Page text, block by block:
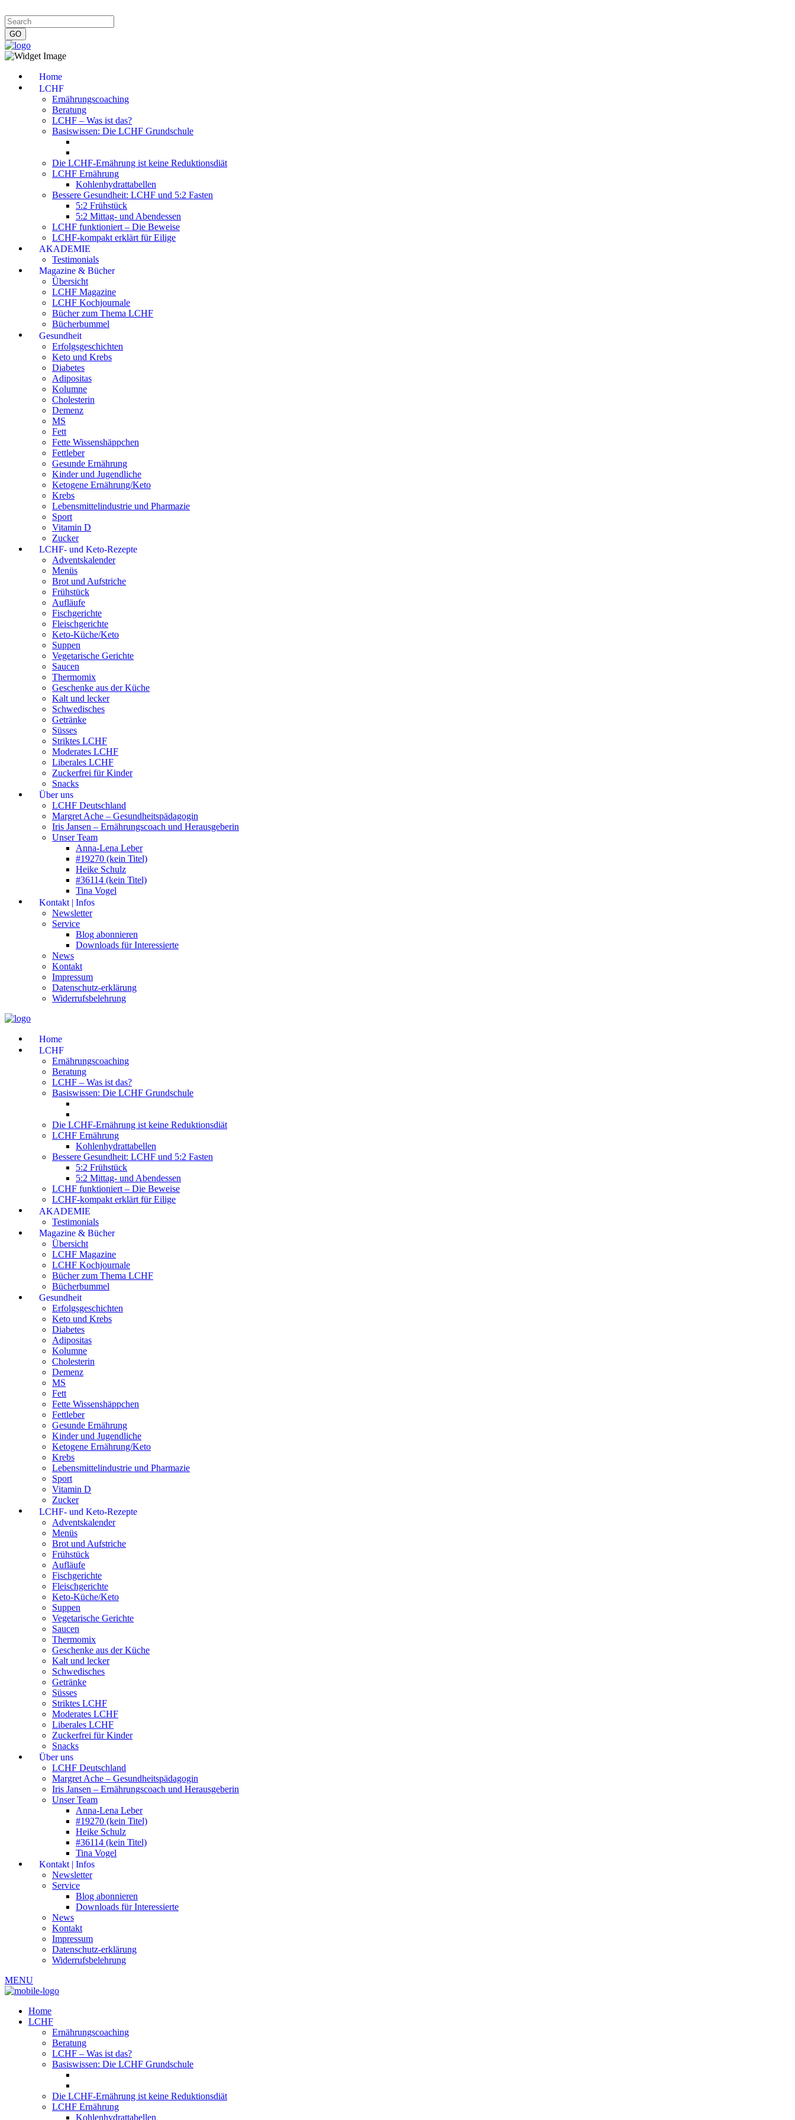
Home
LCHF
Ernährungscoaching
Beratung
LCHF – Was ist das?
Basiswissen: Die LCHF Grundschule
Die LCHF-Ernährung ist keine Reduktionsdiät
LCHF Ernährung
Kohlenhydrattabellen
Bessere Gesundheit: LCHF und 5:2 Fasten
5:2 Frühstück
5:2 Mittag- und Abendessen
LCHF funktioniert – Die Beweise
LCHF-kompakt erklärt für Eilige
AKADEMIE
Testimonials
Magazine & Bücher
Übersicht
LCHF Magazine
LCHF Kochjournale
Bücher zum Thema LCHF
Bücherbummel
Gesundheit
Erfolgsgeschichten
Keto und Krebs
Diabetes
Adipositas
Kolumne
Cholesterin
Demenz
MS
Fett
Fette Wissenshäppchen
Fettleber
Gesunde Ernährung
Kinder und Jugendliche
Ketogene Ernährung/Keto
Krebs
Lebensmittelindustrie und Pharmazie
Sport
Vitamin D
Zucker
LCHF- und Keto-Rezepte
Adventskalender
Menüs
Brot und Aufstriche
Frühstück
Aufläufe
Fischgerichte
Fleischgerichte
Keto-Küche/Keto
Suppen
Vegetarische Gerichte
Saucen
Thermomix
Geschenke aus der Küche
Kalt und lecker
Schwedisches
Getränke
Süsses
Striktes LCHF
Moderates LCHF
Liberales LCHF
Zuckerfrei für Kinder
Snacks
Über uns
LCHF Deutschland
Margret Ache – Gesundheitspädagogin
Iris Jansen – Ernährungscoach und Herausgeberin
Unser Team
Anna-Lena Leber
#19270 (kein Titel)
Heike Schulz
#36114 (kein Titel)
Tina Vogel
Kontakt | Infos
Newsletter
Service
Blog abonnieren
Downloads für Interessierte
News
Kontakt
Impressum
Datenschutz-erklärung
Widerrufsbelehrung
Home
LCHF
Ernährungscoaching
Beratung
LCHF – Was ist das?
Basiswissen: Die LCHF Grundschule
Die LCHF-Ernährung ist keine Reduktionsdiät
LCHF Ernährung
Kohlenhydrattabellen
Bessere Gesundheit: LCHF und 5:2 Fasten
5:2 Frühstück
5:2 Mittag- und Abendessen
LCHF funktioniert – Die Beweise
LCHF-kompakt erklärt für Eilige
AKADEMIE
Testimonials
Magazine & Bücher
Übersicht
LCHF Magazine
LCHF Kochjournale
Bücher zum Thema LCHF
Bücherbummel
Gesundheit
Erfolgsgeschichten
Keto und Krebs
Diabetes
Adipositas
Kolumne
Cholesterin
Demenz
MS
Fett
Fette Wissenshäppchen
Fettleber
Gesunde Ernährung
Kinder und Jugendliche
Ketogene Ernährung/Keto
Krebs
Lebensmittelindustrie und Pharmazie
Sport
Vitamin D
Zucker
LCHF- und Keto-Rezepte
Adventskalender
Menüs
Brot und Aufstriche
Frühstück
Aufläufe
Fischgerichte
Fleischgerichte
Keto-Küche/Keto
Suppen
Vegetarische Gerichte
Saucen
Thermomix
Geschenke aus der Küche
Kalt und lecker
Schwedisches
Getränke
Süsses
Striktes LCHF
Moderates LCHF
Liberales LCHF
Zuckerfrei für Kinder
Snacks
Über uns
LCHF Deutschland
Margret Ache – Gesundheitspädagogin
Iris Jansen – Ernährungscoach und Herausgeberin
Unser Team
Anna-Lena Leber
#19270 (kein Titel)
Heike Schulz
#36114 (kein Titel)
Tina Vogel
Kontakt | Infos
Newsletter
Service
Blog abonnieren
Downloads für Interessierte
News
Kontakt
Impressum
Datenschutz-erklärung
Widerrufsbelehrung
MENU
Home
LCHF
Ernährungscoaching
Beratung
LCHF – Was ist das?
Basiswissen: Die LCHF Grundschule
Die LCHF-Ernährung ist keine Reduktionsdiät
LCHF Ernährung
Kohlenhydrattabellen